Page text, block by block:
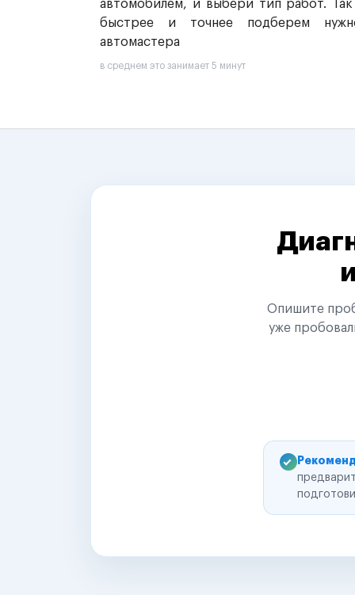
автомобилем, и выбери тип работ.
быстрее и точнее подберем
автомастера
в среднем это занимает 5 минут
Опишите
уже